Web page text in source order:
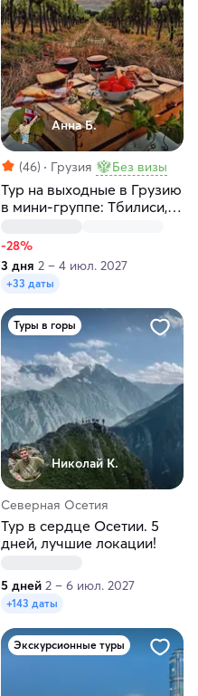
Анна Б.
(46) Грузия Без визы
Тур на выходные в Грузию
в мини-группе: Тбилиси,
-28%
3 дня 2 – 4 июл. 2027
+33 даты
Туры в горы
Николай К.
Северная Осетия
Тур в сердце Осетии. 5
дней, лучшие локации!
5 дней 2 – 6 июл. 2027
+143 даты
Экскурсионные туры